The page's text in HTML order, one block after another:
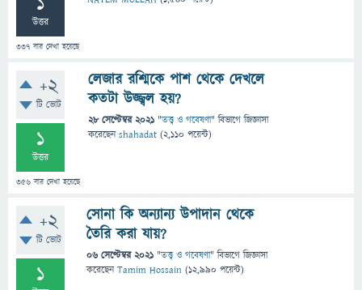
উত্তর
337 বার দেখা হয়েছে
+2
টি ভোট
1
উত্তর
356 বার দেখা হয়েছে
লেজার রশ্মিকে পাশ থেকে দেখলে
কতটা উজ্জ্বল হয়?
28 সেপ্টেম্বর 2021 "তত্ত্ব ও গবেষণা" বিভাগে জিজ্ঞাসা
করেছেনshahadat (2,110 পয়েন্ট)
+2
টি ভোট
1
সোনা কি অন্যান্য উপাদান থেকে
তৈরি করা যায়?
06 সেপ্টেম্বর 2021 "তত্ত্ব ও গবেষণা" বিভাগে জিজ্ঞাসা
করেছেনTamim Hossain (12,990 পয়েন্ট)